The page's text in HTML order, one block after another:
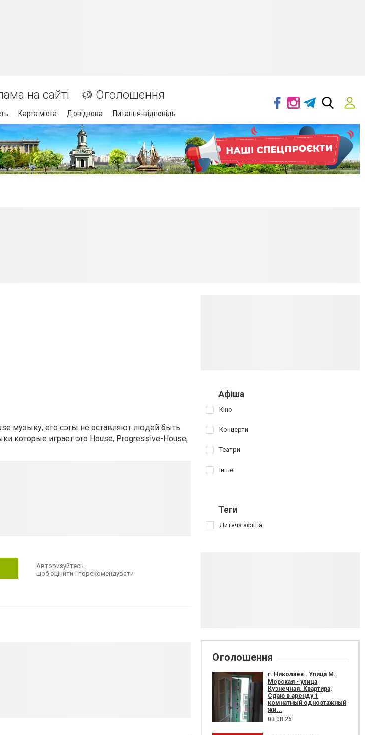
на сайті Оголошення
Карта міста Довідкова Питання-відповідь
музыку, его сэты не оставляют людей быть
которые играет это House, Progressive-House,
Авторизуйтесь,
щоб оцінити і порекомендувати
Афіша
Кіно
Концерти
Театри
Інше
Теги
Дитяча афіша
Оголошення
г. Николаев . Улица М.
Морская - улица
Кузнечная. Квартира,
Сдаю в аренду 1
комнатный одноэтажный
жи...
03.08.26